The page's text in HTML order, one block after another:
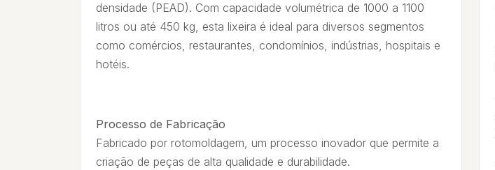
densidade (PEAD). Com capacidade volumétrica de 1000 a 1100
litros ou até 450 kg, esta lixeira é ideal para diversos segmentos
como comércios, restaurantes, condomínios, indústrias, hospitais e
hotéis.
Processo de Fabricação
Fabricado por rotomoldagem, um processo inovador que permite a
criação de peças de alta qualidade e durabilidade.